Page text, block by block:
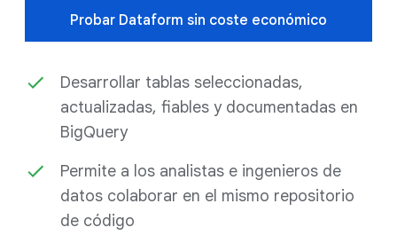
Probar Dataform sin coste económico
Desarrollar tablas seleccionadas,
actualizadas, fiables y documentadas en
BigQuery
Permite a los analistas e ingenieros de
datos colaborar en el mismo repositorio
de código